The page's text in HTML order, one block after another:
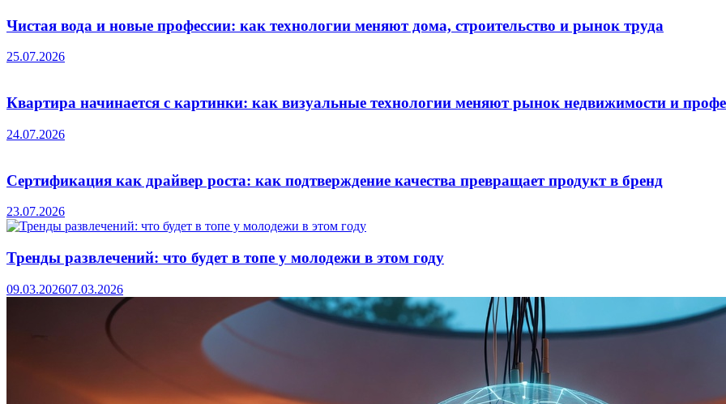
Чистая вода и новые профессии: как технологии меняют дома, строительство и рынок труда
25.07.2026
Квартира начинается с картинки: как визуальные технологии меняют рынок недвижимости и
24.07.2026
Сертификация как драйвер роста: как подтверждение качества превращает продукт в бренд
23.07.2026
Тренды развлечений: что будет в топе у молодежи в этом году
09.03.202607.03.2026